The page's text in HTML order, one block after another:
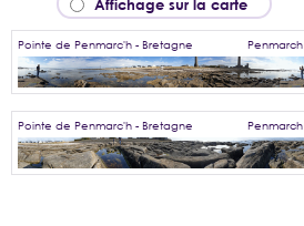
Affichage sur la carte
Pointe de Penmarc'h - Bretagne Penmarch
Pointe de Penmarc'h - Bretagne Penmarch